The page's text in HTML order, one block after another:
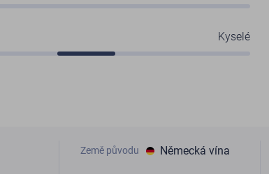
Kyselé
Země původu Německá vína